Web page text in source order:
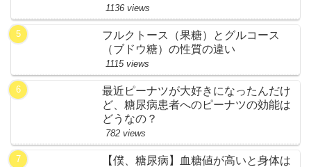
1136 views
フルクトース（果糖）とグルコース
（ブドウ糖）の性質の違い
1115 views
最近ピーナツが大好きになったんだけ
ど、糖尿病患者へのピーナツの効能は
どうなの？
782 views
【僕、糖尿病】血糖値が高いと身体は